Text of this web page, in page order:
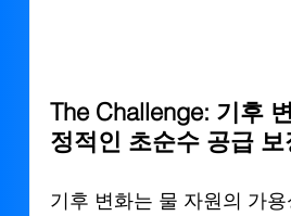
The Challenge: 기후
정적인 초순수 공급 보
기후 변화는 물 자원의 가